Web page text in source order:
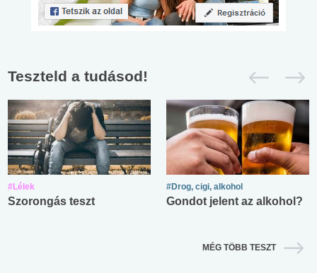
Teszteld a tudásod!
#Lélek
Szorongás teszt
#Drog, cigi, alkohol
Gondot jelent az alkohol?
MÉG TÖBB TESZT